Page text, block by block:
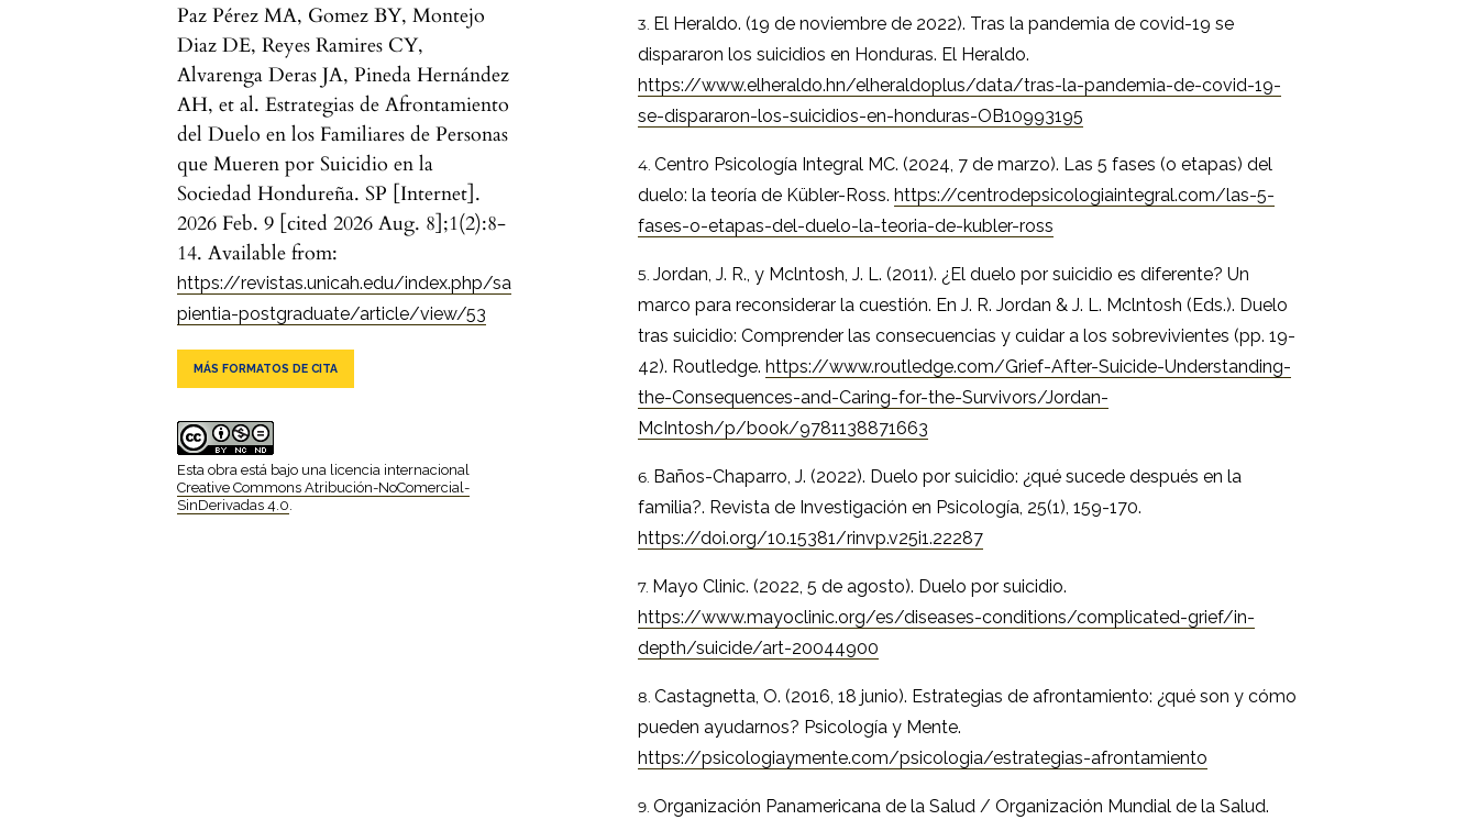
Paz Pérez MA, Gomez BY, Montejo
Diaz DE, Reyes Ramires CY,
Alvarenga Deras JA, Pineda Hernández
AH, et al. Estrategias de Afrontamiento
del Duelo en los Familiares de Personas
que Mueren por Suicidio en la
Sociedad Hondureña. SP [Internet].
2026 Feb. 9 [cited 2026 Aug. 8];1(2):8-
14. Available from:
https://revistas.unicah.edu/index.php/sa
pientia-postgraduate/article/view/53
MÁS FORMATOS DE CITA
Esta obra está bajo una licencia internacional
Creative Commons Atribución-NoComercial-
SinDerivadas 4.0
El Heraldo. (19 de noviembre de 2022). Tras la pandemia de covid-19 se
dispararon los suicidios en Honduras. El Heraldo.
https://www.elheraldo.hn/elheraldoplus/data/tras-la-pandemia-de-covid-19-
se-dispararon-los-suicidios-en-honduras-OB10993195
Centro Psicología Integral MC. (2024, 7 de marzo). Las 5 fases (o etapas) del
duelo: la teoría de Kübler-Ross.https://centrodepsicologiaintegral.com/las-5-
fases-o-etapas-del-duelo-la-teoria-de-kubler-ross
Jordan, J. R., y Mclntosh, J. L. (2011). ¿El duelo por suicidio es diferente? Un
marco para reconsiderar la cuestión. En J. R. Jordan & J. L. Mclntosh (Eds.). Duelo
tras suicidio: Comprender las consecuencias y cuidar a los sobrevivientes (pp. 19-
42). Routledge.https://www.routledge.com/Grief-After-Suicide-Understanding-
the-Consequences-and-Caring-for-the-Survivors/Jordan-
McIntosh/p/book/9781138871663
Baños-Chaparro, J. (2022). Duelo por suicidio: ¿qué sucede después en la
familia?. Revista de Investigación en Psicología, 25(1), 159-170.
https://doi.org/10.15381/rinvp.v25i1.22287
Mayo Clinic. (2022, 5 de agosto). Duelo por suicidio.
https://www.mayoclinic.org/es/diseases-conditions/complicated-grief/in-
depth/suicide/art-20044900
Castagnetta, O. (2016, 18 junio). Estrategias de afrontamiento: ¿qué son y cómo
pueden ayudarnos? Psicología y Mente.
https://psicologiaymente.com/psicologia/estrategias-afrontamiento
Organización Panamericana de la Salud / Organización Mundial de la Salud.